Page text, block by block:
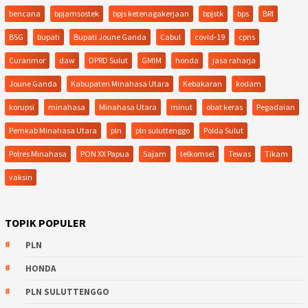
bencana bpjamsostek bpjs ketenagakerjaan bpjstk bps BRI
BSG bupati Bupati Joune Ganda Cabul covid-19 cpns
Curanmor daw DPRD Sulut GMIM honda jasa raharja
Joune Ganda Kabupaten Minahasa Utara Kebakaran kodam
korupsi minahasa Minahasa Utara minut obat keras Pegadaian
Pemkab Minahasa Utara pln pln suluttenggo Polda Sulut
Polres Minahasa PON XX Papua Sajam telkomsel Tewas Tikam
vaksin
TOPIK POPULER
PLN
HONDA
PLN SULUTTENGGO